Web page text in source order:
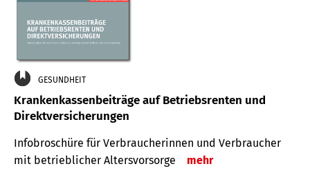
GESUNDHEIT
Krankenkassenbeiträge auf Betriebsrenten und
Direktversicherungen
Infobroschüre für Verbraucherinnen und Verbraucher
mit betrieblicher Altersvorsorge
mehr